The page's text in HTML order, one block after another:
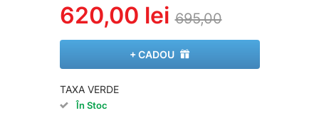
620,00 lei 695,00
+ CADOU
TAXA VERDE
În Stoc